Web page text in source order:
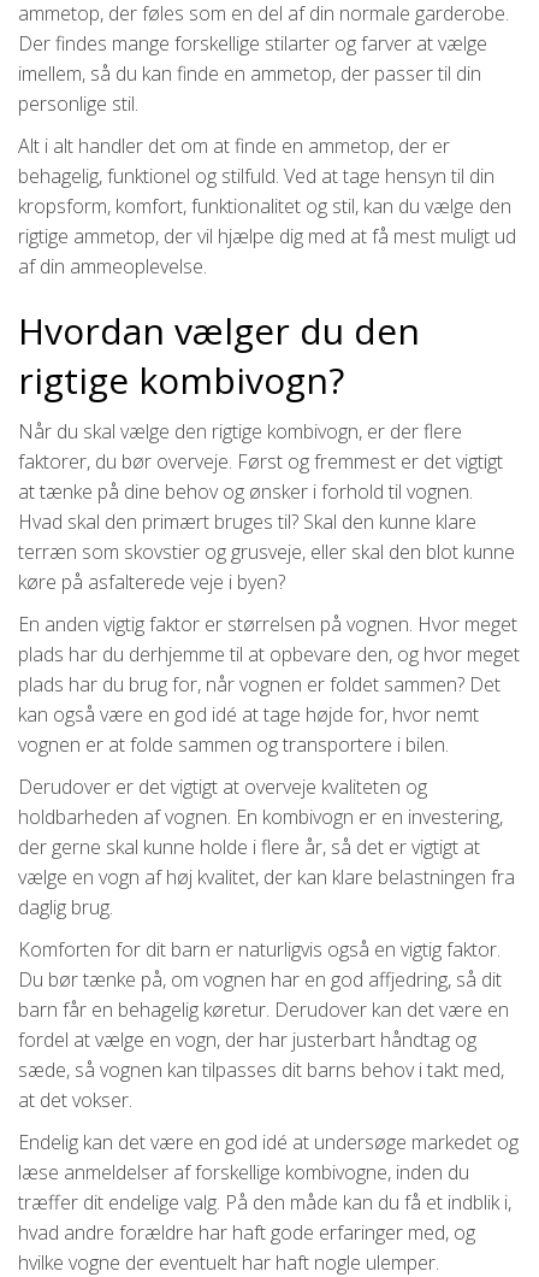
ammetop, der føles som en del af din normale garderobe.
Der findes mange forskellige stilarter og farver at vælge
imellem, så du kan finde en ammetop, der passer til din
personlige stil.
Alt i alt handler det om at finde en ammetop, der er
behagelig, funktionel og stilfuld. Ved at tage hensyn til din
kropsform, komfort, funktionalitet og stil, kan du vælge den
rigtige ammetop, der vil hjælpe dig med at få mest muligt ud
af din ammeoplevelse.
Hvordan vælger du den
rigtige kombivogn?
Når du skal vælge den rigtige kombivogn, er der flere
faktorer, du bør overveje. Først og fremmest er det vigtigt
at tænke på dine behov og ønsker i forhold til vognen.
Hvad skal den primært bruges til? Skal den kunne klare
terræn som skovstier og grusveje, eller skal den blot kunne
køre på asfalterede veje i byen?
En anden vigtig faktor er størrelsen på vognen. Hvor meget
plads har du derhjemme til at opbevare den, og hvor meget
plads har du brug for, når vognen er foldet sammen? Det
kan også være en god idé at tage højde for, hvor nemt
vognen er at folde sammen og transportere i bilen.
Derudover er det vigtigt at overveje kvaliteten og
holdbarheden af vognen. En kombivogn er en investering,
der gerne skal kunne holde i flere år, så det er vigtigt at
vælge en vogn af høj kvalitet, der kan klare belastningen fra
daglig brug.
Komforten for dit barn er naturligvis også en vigtig faktor.
Du bør tænke på, om vognen har en god affjedring, så dit
barn får en behagelig køretur. Derudover kan det være en
fordel at vælge en vogn, der har justerbart håndtag og
sæde, så vognen kan tilpasses dit barns behov i takt med,
at det vokser.
Endelig kan det være en god idé at undersøge markedet og
læse anmeldelser af forskellige kombivogne, inden du
træffer dit endelige valg. På den måde kan du få et indblik i,
hvad andre forældre har haft gode erfaringer med, og
hvilke vogne der eventuelt har haft nogle ulemper.